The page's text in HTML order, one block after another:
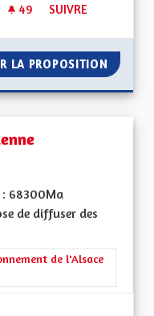
49 49 ABONNÉS
SUIVRE
LA PROPOSITION POUR
68300Ma
de diffuser des
: La Culture, l'Education et
de l'Alsace